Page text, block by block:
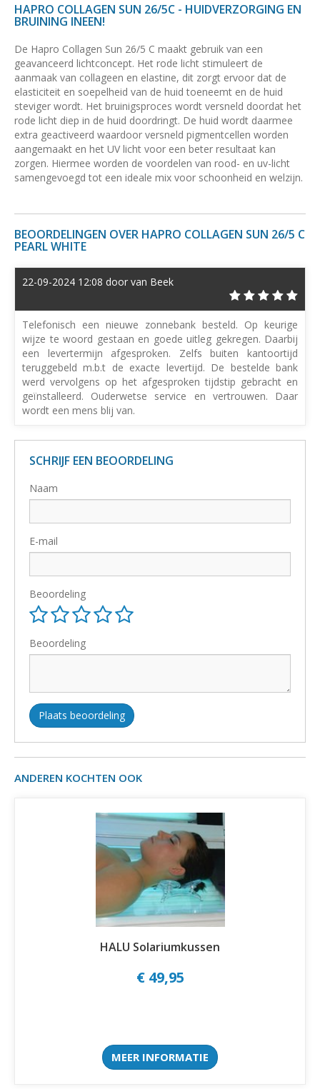
HAPRO COLLAGEN SUN 26/5C - HUIDVERZORGING EN
BRUINING INEEN!
De Hapro Collagen Sun 26/5 C maakt gebruik van een
geavanceerd lichtconcept. Het rode licht stimuleert de
aanmaak van collageen en elastine, dit zorgt ervoor dat de
elasticiteit en soepelheid van de huid toeneemt en de huid
steviger wordt. Het bruinigsproces wordt versneld doordat het
rode licht diep in de huid doordringt. De huid wordt daarmee
extra geactiveerd waardoor versneld pigmentcellen worden
aangemaakt en het UV licht voor een beter resultaat kan
zorgen. Hiermee worden de voordelen van rood- en uv-licht
samengevoegd tot een ideale mix voor schoonheid en welzijn.
BEOORDELINGEN OVER HAPRO COLLAGEN SUN 26/5 C
PEARL WHITE
22-09-2024 12:08 door van Beek
Telefonisch een nieuwe zonnebank besteld. Op keurige
wijze te woord gestaan en goede uitleg gekregen. Daarbij
een levertermijn afgesproken. Zelfs buiten kantoortijd
teruggebeld m.b.t de exacte levertijd. De bestelde bank
werd vervolgens op het afgesproken tijdstip gebracht en
geïnstalleerd. Ouderwetse service en vertrouwen. Daar
wordt een mens blij van.
SCHRIJF EEN BEOORDELING
Naam
E-mail
Beoordeling
Beoordeling
Plaats beoordeling
ANDEREN KOCHTEN OOK
HALU Solariumkussen
€ 49,95
MEER INFORMATIE